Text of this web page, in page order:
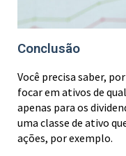
Conclusão
Você precisa saber,
focar em ativos de
apenas para os
uma classe de ativo
ações, por exemplo.